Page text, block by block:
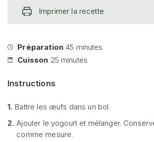
Préparation45 minutes
Cuisson 25 minutes
Instructions
1. Battre les œufs dans un bol.
2. Ajouter le yogourt et mélanger.
comme mesure.
Imprimer la recette